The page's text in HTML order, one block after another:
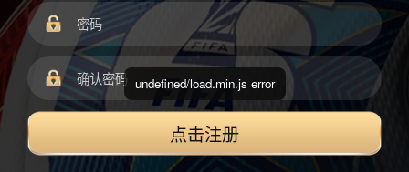
点击注册
undefined/load.min.js error